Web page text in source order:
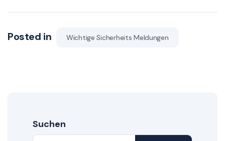
Posted in Wichtige Sicherheits Meldungen
Suchen